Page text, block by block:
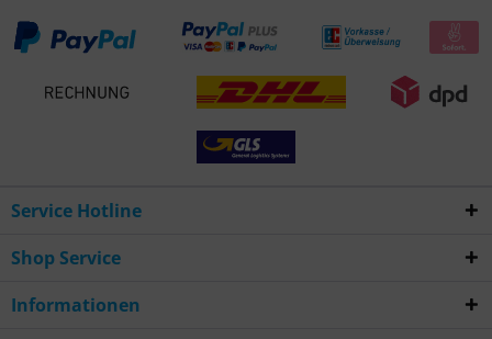
Service Hotline
Shop Service
Informationen